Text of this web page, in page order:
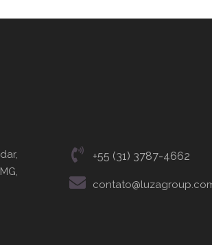
+55 (31) 3787-4662